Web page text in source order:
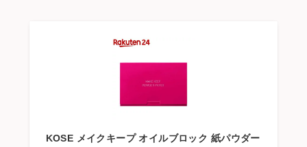
KOSE メイクキープ オイルブロック 紙パウダー